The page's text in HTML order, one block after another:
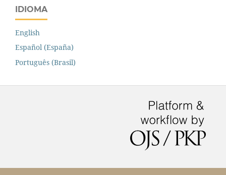
IDIOMA
English
Español (España)
Português (Brasil)